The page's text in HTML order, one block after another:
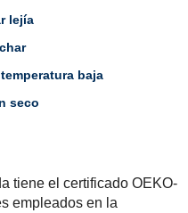
lejía
baja
seco
tiene el certificado OEKO-
empleados en la